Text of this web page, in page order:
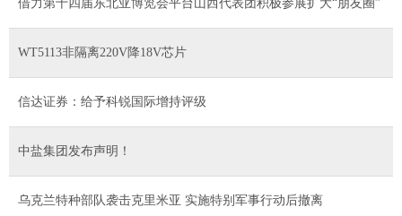
借力第十四届东北亚博览会平台山西代表团积极参展扩大“朋友圈”
WT5113非隔离220V降18V芯片
信达证券：给予科锐国际增持评级
中盐集团发布声明！
乌克兰特种部队袭击克里米亚 实施特别军事行动后撤离